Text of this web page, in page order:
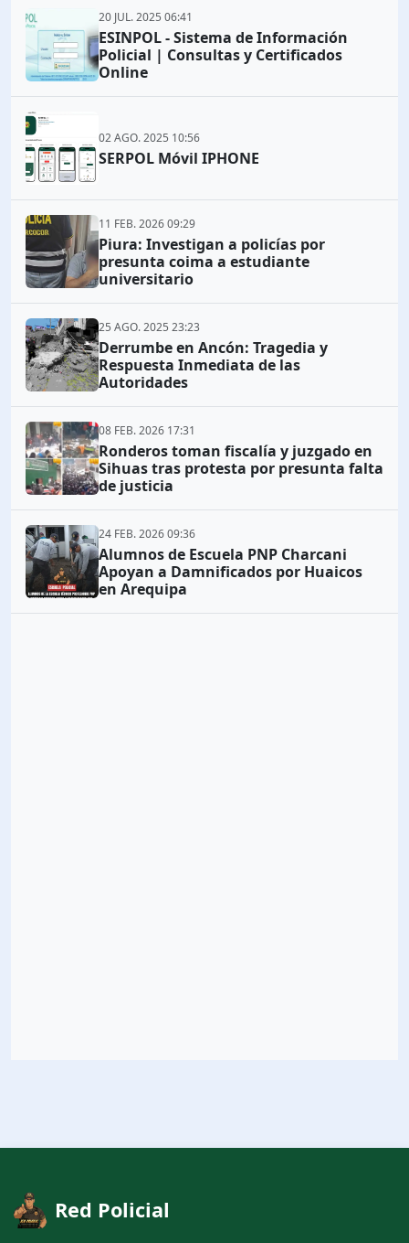
20 JUL. 2025 06:41
ESINPOL - Sistema de Información
Policial | Consultas y Certificados
Online
02 AGO. 2025 10:56
SERPOL Móvil IPHONE
11 FEB. 2026 09:29
Piura: Investigan a policías por
presunta coima a estudiante
universitario
25 AGO. 2025 23:23
Derrumbe en Ancón: Tragedia y
Respuesta Inmediata de las
Autoridades
08 FEB. 2026 17:31
Ronderos toman fiscalía y juzgado en
Sihuas tras protesta por presunta falta
de justicia
24 FEB. 2026 09:36
Alumnos de Escuela PNP Charcani
Apoyan a Damnificados por Huaicos
en Arequipa
Red Policial